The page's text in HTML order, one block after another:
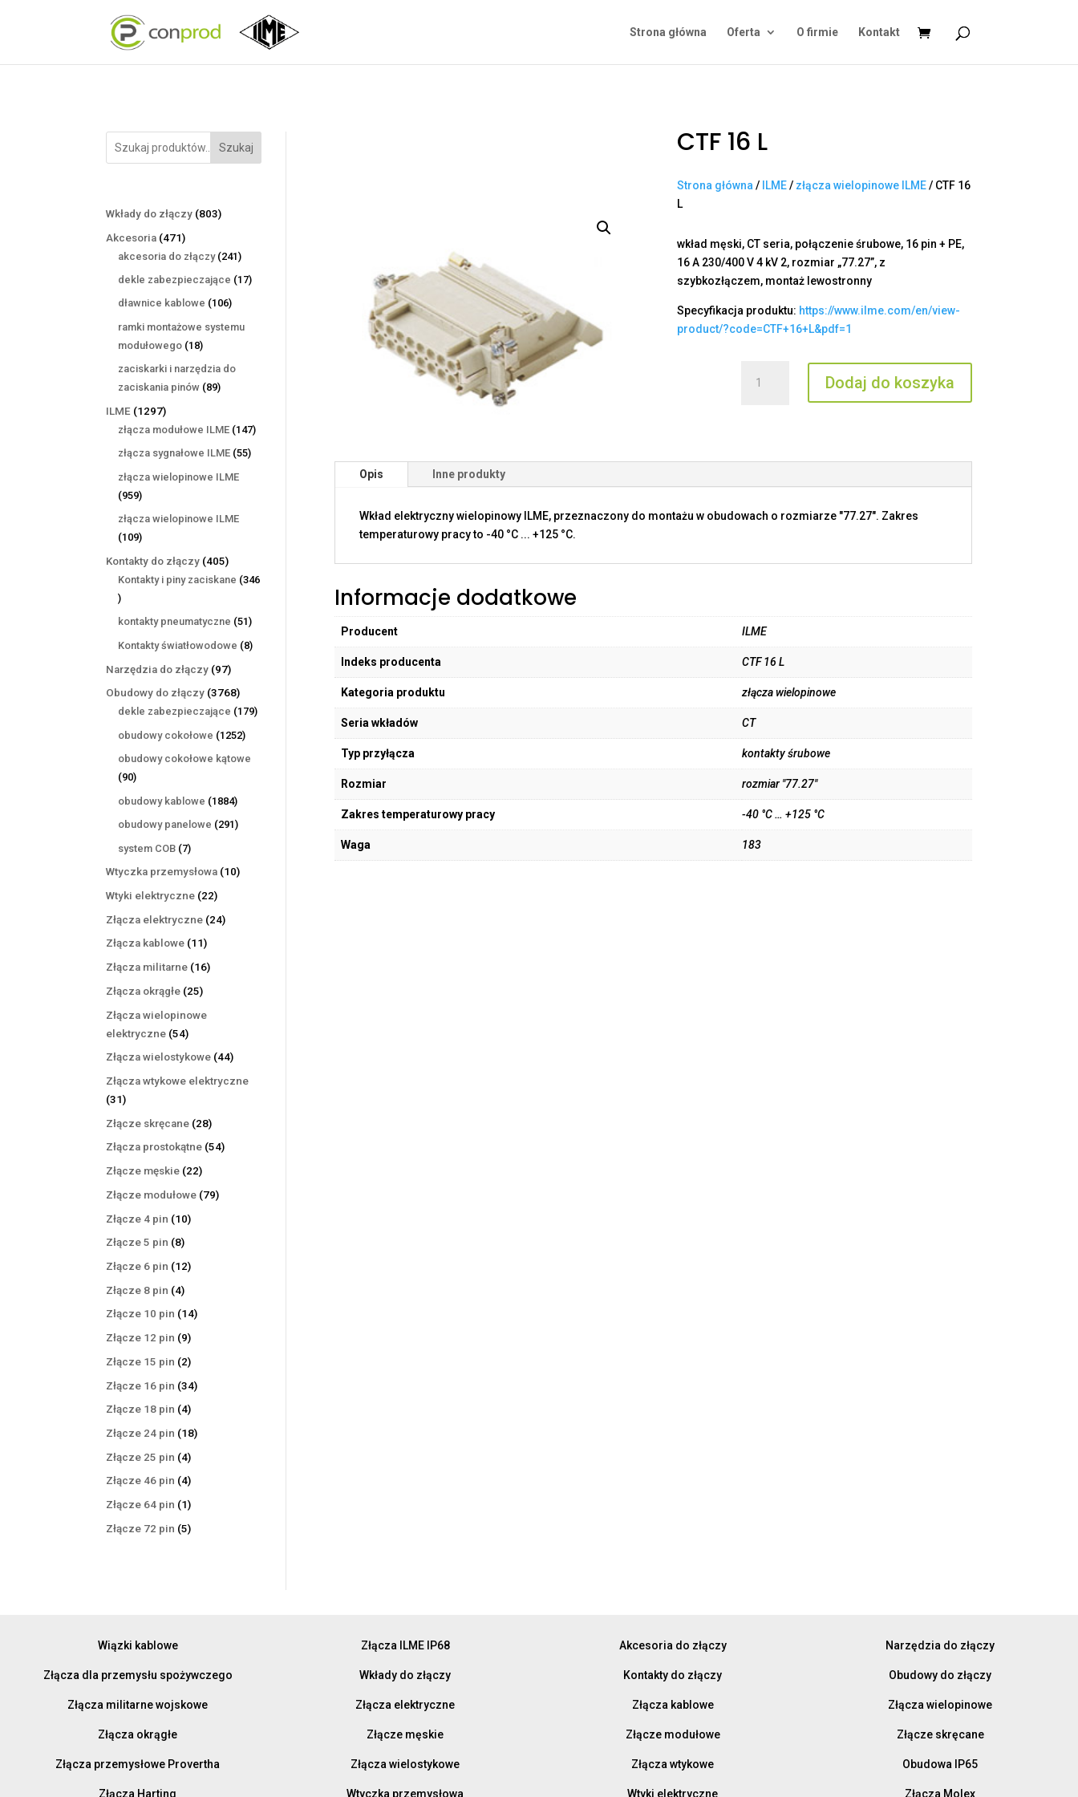
Strona główna Oferta O firmie Kontakt
Szukaj
Wkłady do złączy 803803
Akcesoria 471471
produktów
akcesoria do złączy 241241
produktów
dekle zabezpieczające 1717
dławnice kablowe 106106
ramki montażowe systemu
modułowego 1818
produktów
zaciskarki i narzędzia do
zaciskania pinów 8989
ILME 12971297
produktów
złącza modułowe ILME 147147
złącza sygnałowe ILME 5555
złącza wielopinowe ILME
959959
produktów
złącza wielopinowe ILME
109109
produktów
Kontakty do złączy 405405
produktów
Kontakty i piny zaciskane 346
346
produktów
kontakty pneumatyczne 5151
produktów
Kontakty światłowodowe 88
Narzędzia do złączy 9797
produktów
Obudowy do złączy 37683768
produktów
dekle zabezpieczające 179179
obudowy cokołowe 12521252
obudowy cokołowe kątowe
9090
produktów
obudowy kablowe 18841884
produkty
obudowy panelowe 291291
system COB 77
produktów
Wtyczka przemysłowa 1010
Wtyki elektryczne 2222
produkty
Złącza elektryczne 2424
Złącza kablowe 1111
produktów
Złącza militarne 1616
Złącza okrągłe 2525
Złącza wielopinowe
elektryczne 5454
produkty
Złącza wielostykowe 4444
Złącza wtykowe elektryczne
3131
produktów
Złącze skręcane 2828
produktów
Złącza prostokątne 5454
Złącze męskie 2222
produkty
Złącze modułowe 7979
Złącze 4 pin 1010
Złącze 5 pin 88
produktów
Złącze 6 pin 1212
Złącze 8 pin 44
produkty
Złącze 10 pin 1414
Złącze 12 pin 99
produktów
Złącze 15 pin 22
produkty
Złącze 16 pin 3434
Złącze 18 pin 44
produkty
Złącze 24 pin 1818
Złącze 25 pin 44
produkty
Złącze 46 pin 44
produkty
Złącze 64 pin 11
produkt
Złącze 72 pin 55
CTF 16 L
Strona główna / ILME/ złącza wielopinowe ILME/ CTF 16
L
wkład męski, CT seria, połączenie śrubowe, 16 pin + PE,
16 A 230/400 V 4 kV 2, rozmiar „77.27”, z
szybkozłączem, montaż lewostronny
Specyfikacja produktu: https://www.ilme.com/en/view-
product/?code=CTF+16+L&pdf=1
CTF
Dodaj do koszyka
Opis Inne produkty
Wkład elektryczny wielopinowy ILME, przeznaczony do montażu w obudowach o rozmiarze "77.27". Zakres
temperaturowy pracy to -40 °C ... +125 °C.
Informacje dodatkowe
Producent ILME
Indeks producenta CTF 16 L
Kategoria produktu złącza wielopinowe
Seria wkładów CT
Typ przyłącza kontakty śrubowe
Rozmiar rozmiar "77.27"
Zakres temperaturowy pracy -40 °C … +125 °C
Waga 183
Wiązki kablowe
Złącza dla przemysłu spożywczego
Złącza militarne wojskowe
Złącza okrągłe
Złącza przemysłowe Provertha
Złącza Harting
Złącza ILME IP68
Wkłady do złączy
Złącza elektryczne
Złącze męskie
Złącza wielostykowe
Wtyczka przemysłowa
Akcesoria do złączy
Kontakty do złączy
Złącza kablowe
Złącze modułowe
Złącza wtykowe
Wtyki elektryczne
Narzędzia do złączy
Obudowy do złączy
Złącza wielopinowe
Złącze skręcane
Obudowa IP65
Złącza Molex